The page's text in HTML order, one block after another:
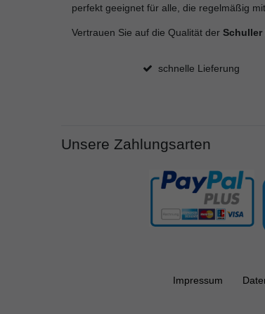
perfekt geeignet für alle, die regelmäßig
Vertrauen Sie auf die Qualität der Schuller
schnelle Lieferung
Unsere Zahlungsarten
Impressum